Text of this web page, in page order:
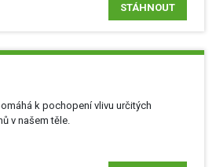
STÁHNOUT
k pochopení vlivu určitých
v našem těle.